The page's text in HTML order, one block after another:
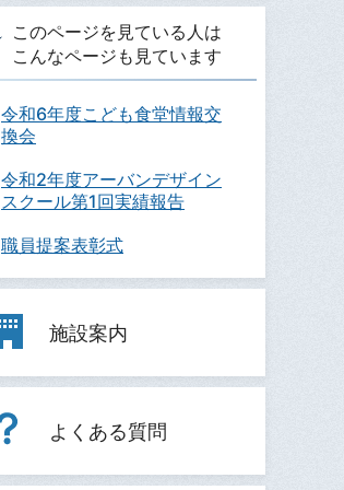
このページを見ている人は
こんなページも見ています
令和6年度こども食堂情報交
換会
令和2年度アーバンデザイン
スクール第1回実績報告
職員提案表彰式
施設案内
よくある質問